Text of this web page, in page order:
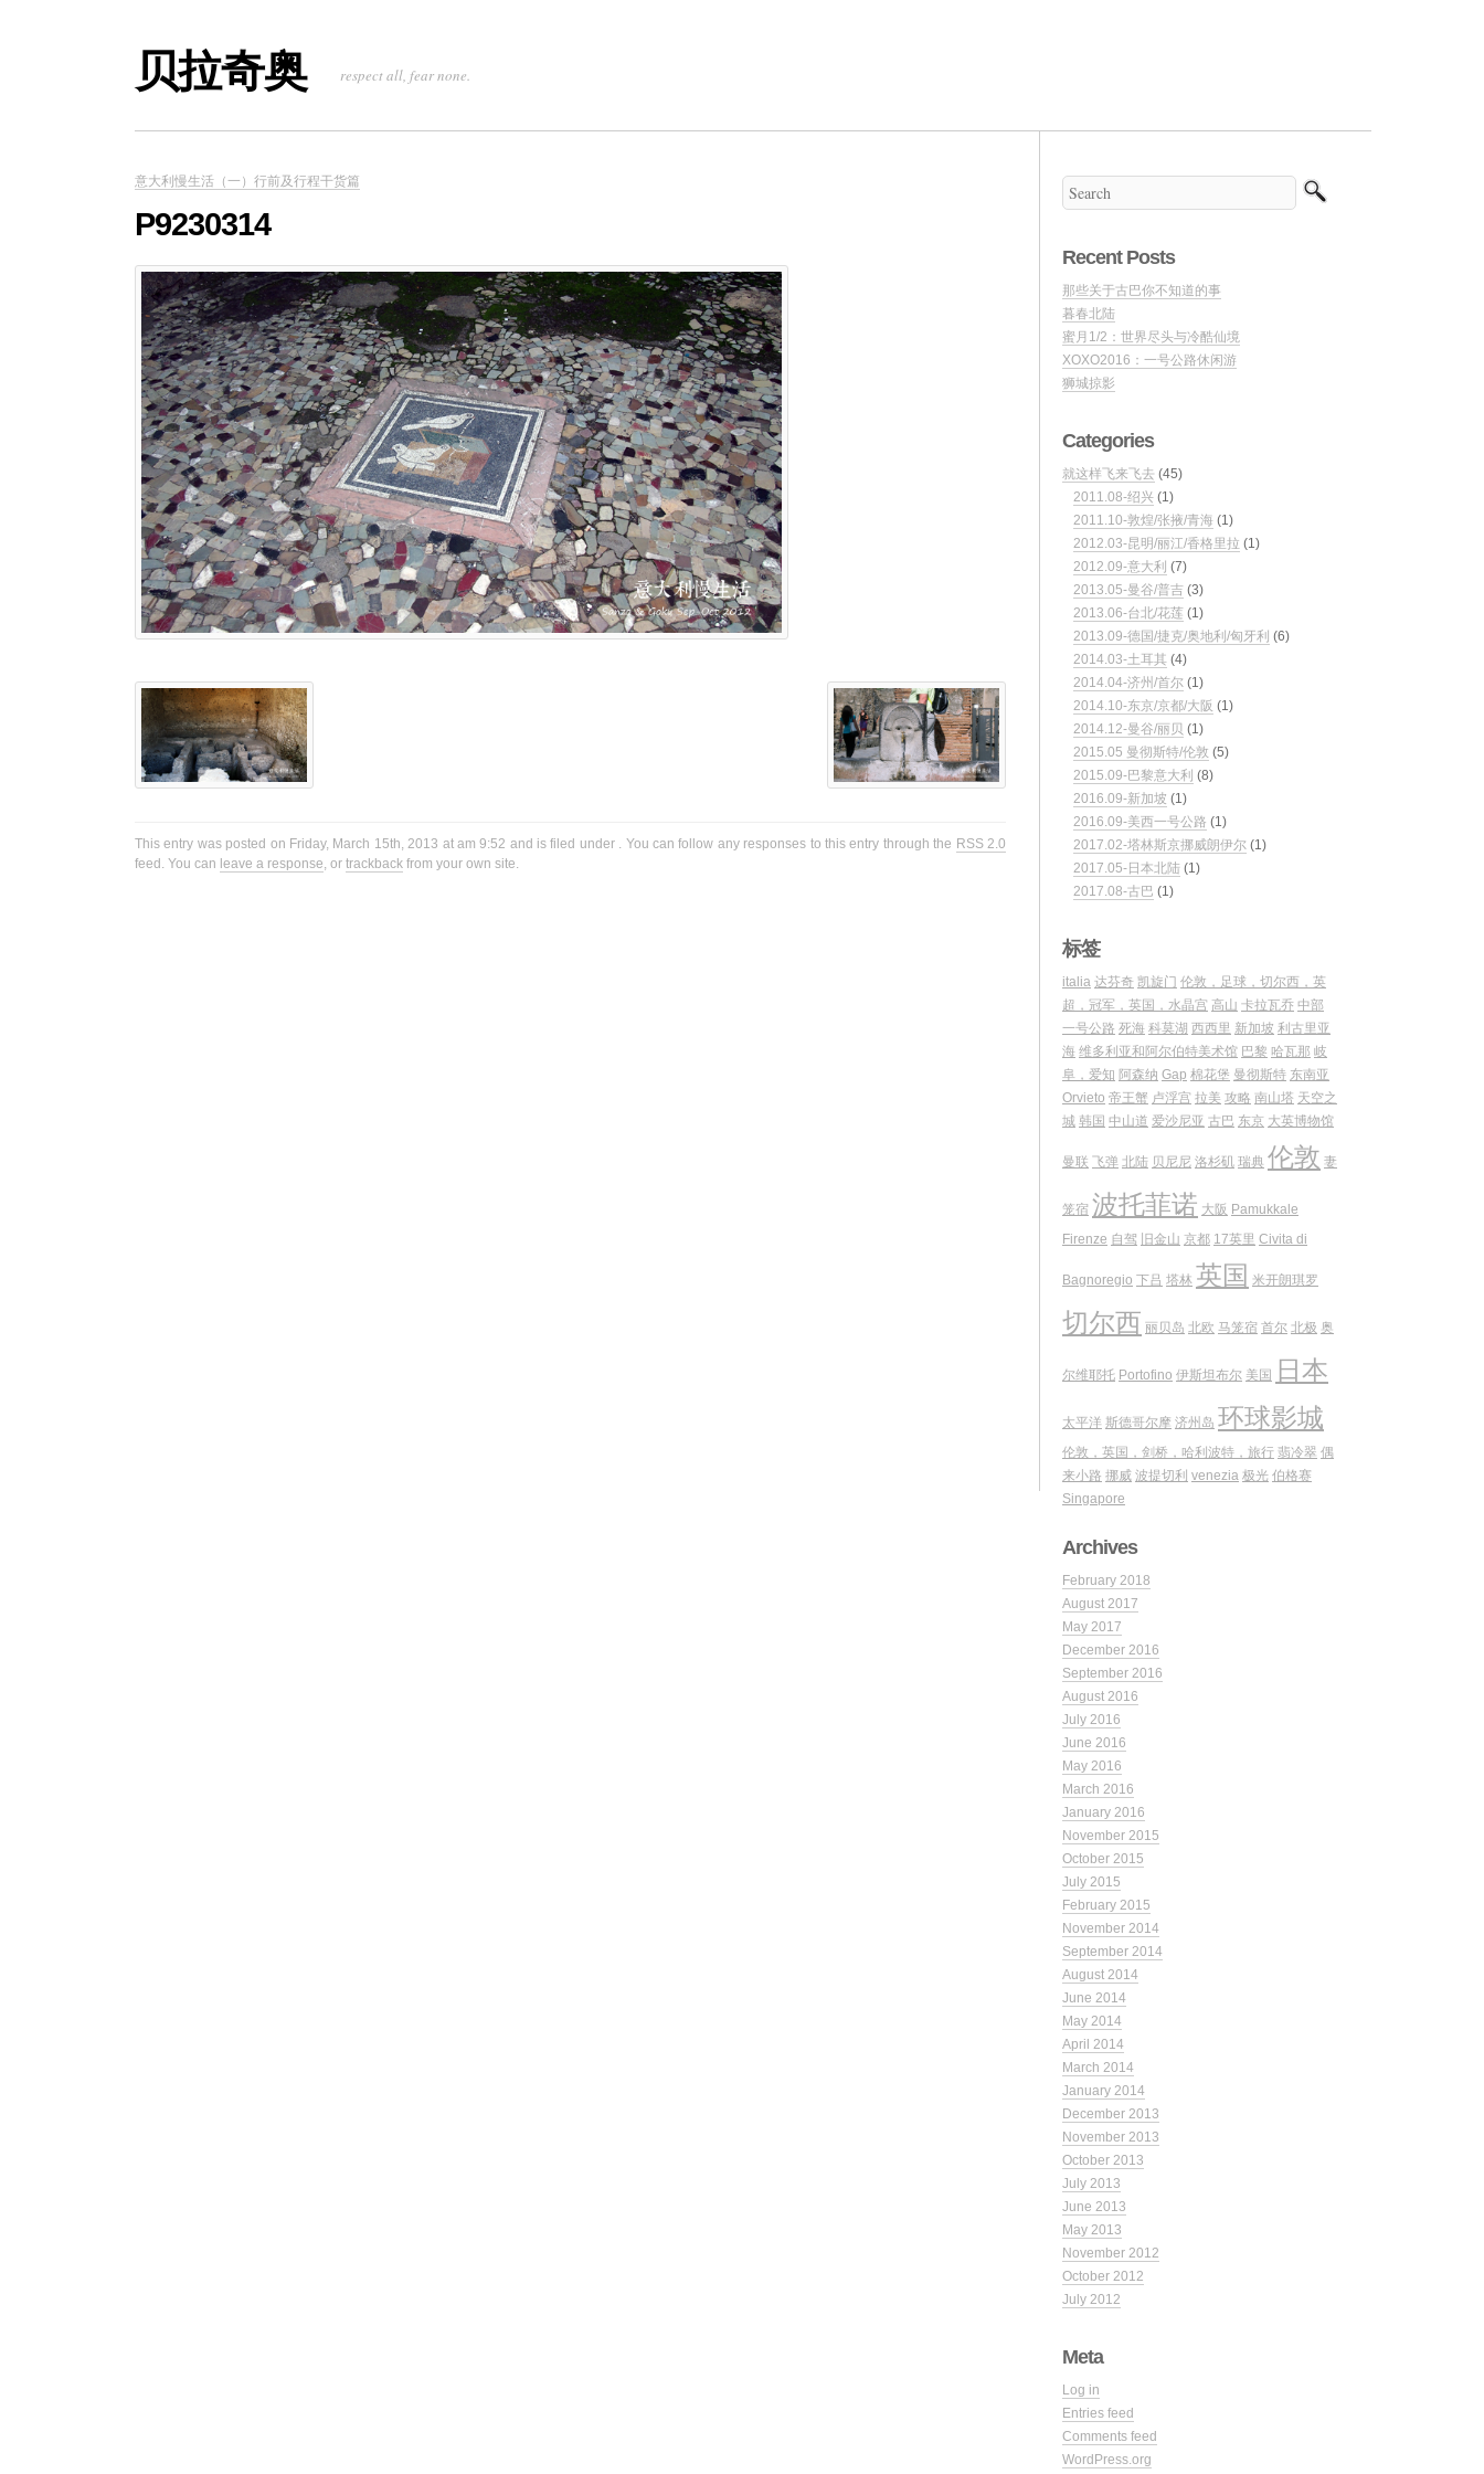
贝拉奇奥 respect all, fear none.
意大利慢生活（一）行前及行程干货篇
P9230314
This entry was posted on Friday, March 15th, 2013 at am 9:52 and is filed under . You can follow any responses to this entry through the RSS 2.0
feed. You can leave a response, or trackback from your own site.
Recent Posts
那些关于古巴你不知道的事
暮春北陆
蜜月1/2：世界尽头与冷酷仙境
XOXO2016：一号公路休闲游
狮城掠影
Categories
就这样飞来飞去 (45)
2011.08-绍兴 (1)
2011.10-敦煌/张掖/青海 (1)
2012.03-昆明/丽江/香格里拉 (1)
2012.09-意大利 (7)
2013.05-曼谷/普吉 (3)
2013.06-台北/花莲 (1)
2013.09-德国/捷克/奥地利/匈牙利 (6)
2014.03-土耳其 (4)
2014.04-济州/首尔 (1)
2014.10-东京/京都/大阪 (1)
2014.12-曼谷/丽贝 (1)
2015.05 曼彻斯特/伦敦 (5)
2015.09-巴黎意大利 (8)
2016.09-新加坡 (1)
2016.09-美西一号公路 (1)
2017.02-塔林斯京挪威朗伊尔 (1)
2017.05-日本北陆 (1)
2017.08-古巴 (1)
标签
italia 达芬奇 凯旋门 伦敦，足球，切尔西，英
超，冠军，英国，水晶宫 高山 卡拉瓦乔 中部
一号公路 死海 科莫湖 西西里 新加坡 利古里亚
海 维多利亚和阿尔伯特美术馆 巴黎 哈瓦那 岐
阜，爱知 阿森纳 Gap 棉花堡 曼彻斯特 东南亚
Orvieto 帝王蟹 卢浮宫 拉美 攻略 南山塔 天空之
城 韩国 中山道 爱沙尼亚 古巴 东京 大英博物馆
曼联 飞弹 北陆 贝尼尼 洛杉矶 瑞典 伦敦 妻
笼宿 波托菲诺 大阪 Pamukkale
Firenze 自驾 旧金山 京都 17英里 Civita di
Bagnoregio 下吕 塔林 英国 米开朗琪罗
切尔西 丽贝岛 北欧 马笼宿 首尔 北极 奥
尔维耶托 Portofino 伊斯坦布尔 美国 日本
太平洋 斯德哥尔摩 济州岛 环球影城
伦敦，英国，剑桥，哈利波特，旅行 翡冷翠 偶
来小路 挪威 波提切利 venezia 极光 伯格赛
Singapore
Archives
February 2018
August 2017
May 2017
December 2016
September 2016
August 2016
July 2016
June 2016
May 2016
March 2016
January 2016
November 2015
October 2015
July 2015
February 2015
November 2014
September 2014
August 2014
June 2014
May 2014
April 2014
March 2014
January 2014
December 2013
November 2013
October 2013
July 2013
June 2013
May 2013
November 2012
October 2012
July 2012
Meta
Log in
Entries feed
Comments feed
WordPress.org